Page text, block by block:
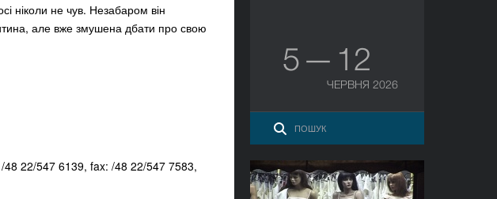
ніколи не чув. Незабаром він
але вже змушена дбати про свою
48 22/547 6139, fax: /48 22/547 7583,
5 — 12
ЧЕРВНЯ 2026
Плати й одружуйся